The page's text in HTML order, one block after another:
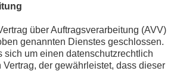
über Auftragsverarbeitung (AVV)
genannten Dienstes geschlossen.
sich um einen datenschutzrechtlich
der gewährleistet, dass dieser